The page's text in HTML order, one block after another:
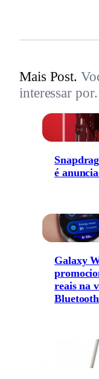
Mais Post.
interessar por.
é
Galaxy
reais na
Bluetooth